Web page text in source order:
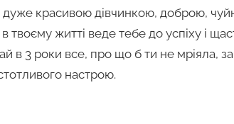
дуже красивою дівчинкою, доброю,
твоєму житті веде тебе до успіху і
в 3 роки все, про що б ти не мріяла,
настрою.